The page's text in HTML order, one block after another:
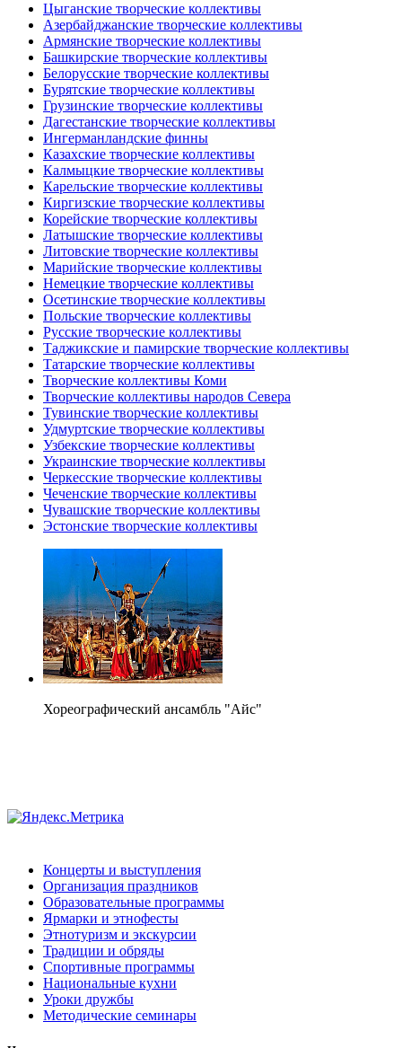
Цыганские творческие коллективы
Азербайджанские творческие коллективы
Армянские творческие коллективы
Башкирские творческие коллективы
Белорусские творческие коллективы
Бурятские творческие коллективы
Грузинские творческие коллективы
Дагестанские творческие коллективы
Ингерманландские финны
Казахские творческие коллективы
Калмыцкие творческие коллективы
Карельские творческие коллективы
Киргизские творческие коллективы
Корейские творческие коллективы
Латышские творческие коллективы
Литовские творческие коллективы
Марийские творческие коллективы
Немецкие творческие коллективы
Осетинские творческие коллективы
Польские творческие коллективы
Русские творческие коллективы
Таджикские и памирские творческие коллективы
Татарские творческие коллективы
Творческие коллективы Коми
Творческие коллективы народов Севера
Тувинские творческие коллективы
Удмуртские творческие коллективы
Узбекские творческие коллективы
Украинские творческие коллективы
Черкесские творческие коллективы
Чеченские творческие коллективы
Чувашские творческие коллективы
Эстонские творческие коллективы
Хореографический ансамбль "Айс"
Концерты и выступления
Организация праздников
Образовательные программы
Ярмарки и этнофесты
Этнотуризм и экскурсии
Традиции и обряды
Спортивные программы
Национальные кухни
Уроки дружбы
Методические семинары